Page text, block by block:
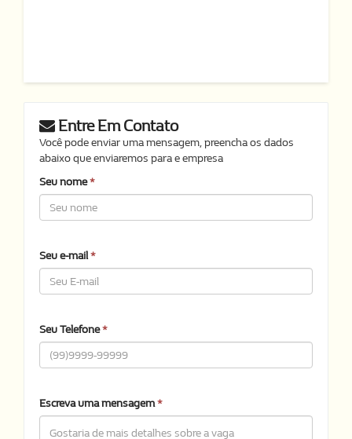
Entre Em Contato
Você pode enviar uma mensagem, preencha os dados
abaixo que enviaremos para e empresa
Seu nome*
Seu e-mail*
Seu Telefone*
Escreva uma mensagem*